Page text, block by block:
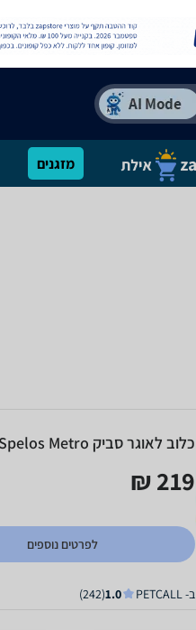
מזגנים
כלוב לאוגר סביק Spelos Metro
219 ₪
לפרטים נוספים
ב- PETCALL 1.0
(242)